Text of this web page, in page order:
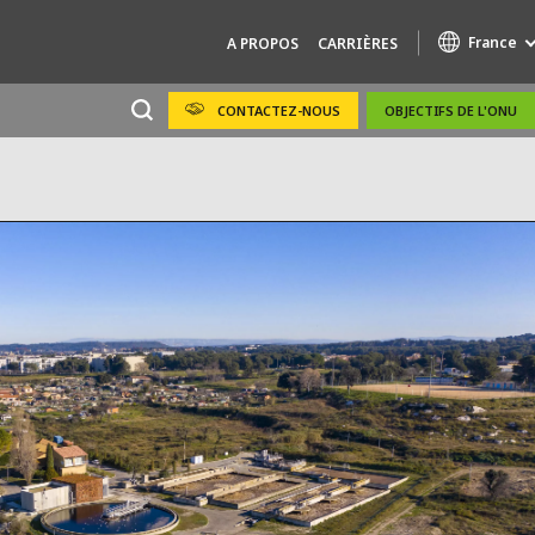
A PROPOS CARRIÈRES France
CONTACTEZ-NOUS OBJECTIFS DE L'ONU